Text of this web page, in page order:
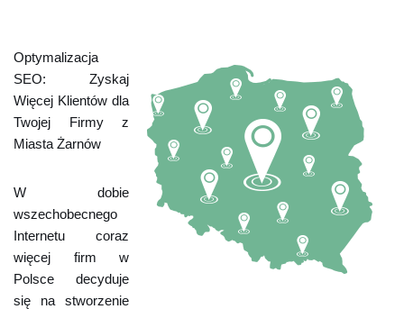
Optymalizacja
SEO: Zyskaj
Więcej Klientów dla
Twojej Firmy z
Miasta Żarnów
W dobie
wszechobecnego
Internetu coraz
więcej firm w
Polsce decyduje
się na stworzenie